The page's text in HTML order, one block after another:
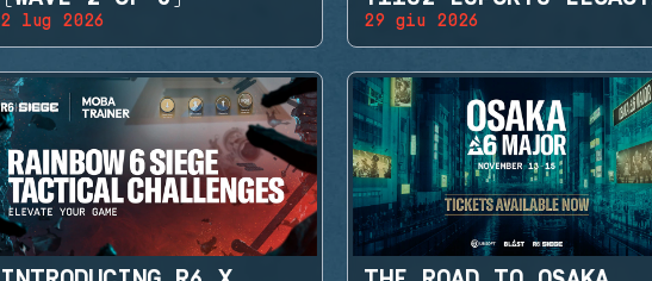
2 lug 2026
SETS
29 giu 2026